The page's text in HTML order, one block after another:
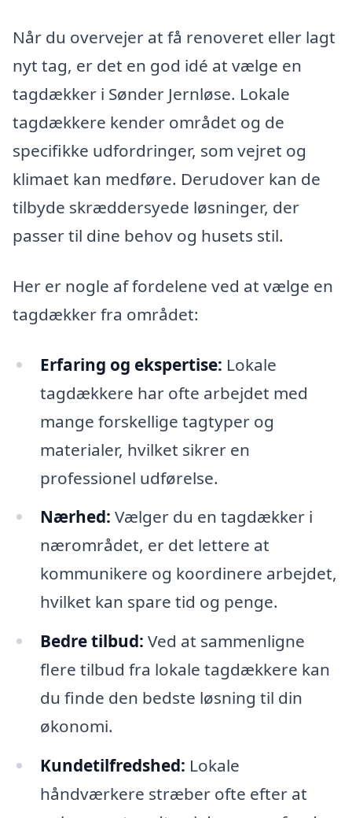
Når du overvejer at få renoveret eller lagt
nyt tag, er det en god idé at vælge en
tagdækker i Sønder Jernløse. Lokale
tagdækkere kender området og de
specifikke udfordringer, som vejret og
klimaet kan medføre. Derudover kan de
tilbyde skræddersyede løsninger, der
passer til dine behov og husets stil.
Her er nogle af fordelene ved at vælge en
tagdækker fra området:
Erfaring og ekspertise: Lokale
tagdækkere har ofte arbejdet med
mange forskellige tagtyper og
materialer, hvilket sikrer en
professionel udførelse.
Nærhed: Vælger du en tagdækker i
nærområdet, er det lettere at
kommunikere og koordinere arbejdet,
hvilket kan spare tid og penge.
Bedre tilbud: Ved at sammenligne
flere tilbud fra lokale tagdækkere kan
du finde den bedste løsning til din
økonomi.
Kundetilfredshed: Lokale
håndværkere stræber ofte efter at